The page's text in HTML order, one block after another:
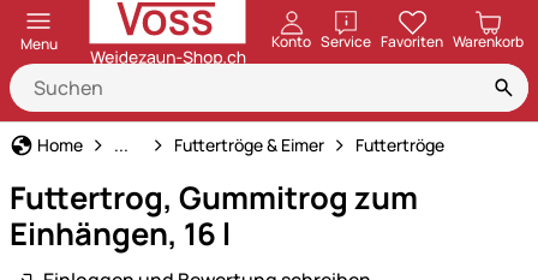
Menu Konto ServiceöffnenFavoriten Warenkorb
Home Kälberaufzucht
... Futtertröge & Eimer Futtertröge
Futtertrog, Gummitrog zum
Einhängen, 16 l